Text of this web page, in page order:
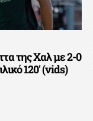
της Χαλ με 2-0
120′ (vids)